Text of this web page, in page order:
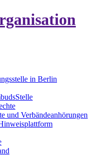
in Berlin
und Verbändeanhörungen